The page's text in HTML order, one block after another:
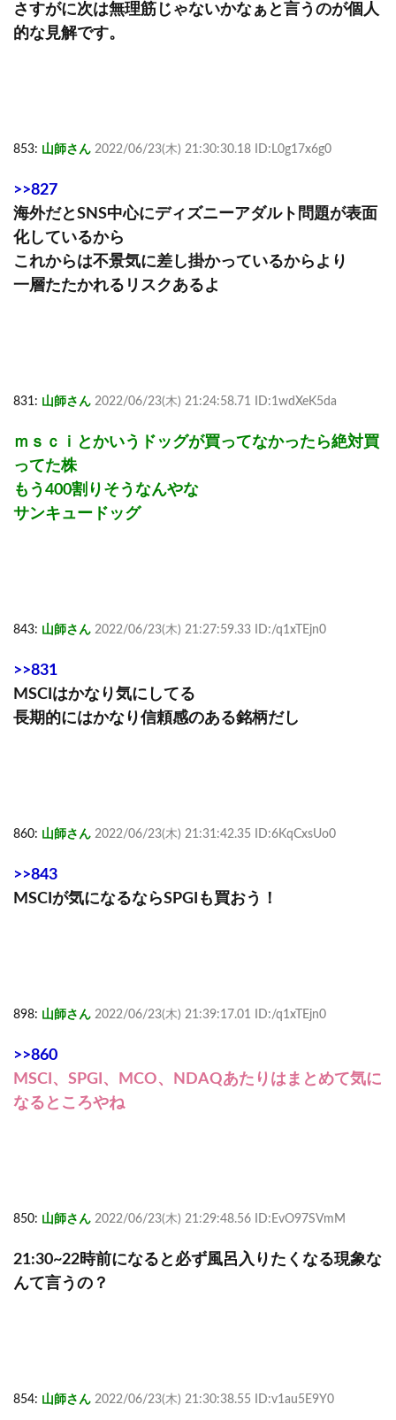
さすがに次は無理筋じゃないかなぁと言うのが個人
的な見解です。
853: 山師さん 2022/06/23(木) 21:30:30.18 ID:L0g17x6g0
>>827
海外だとSNS中心にディズニーアダルト問題が表面
化しているから
これからは不景気に差し掛かっているからより
一層たたかれるリスクあるよ
831: 山師さん 2022/06/23(木) 21:24:58.71 ID:1wdXeK5da
ｍｓｃｉとかいうドッグが買ってなかったら絶対買
ってた株
もう400割りそうなんやな
サンキュードッグ
843: 山師さん 2022/06/23(木) 21:27:59.33 ID:/q1xTEjn0
>>831
MSCIはかなり気にしてる
長期的にはかなり信頼感のある銘柄だし
860: 山師さん 2022/06/23(木) 21:31:42.35 ID:6KqCxsUo0
>>843
MSCIが気になるならSPGIも買おう！
898: 山師さん 2022/06/23(木) 21:39:17.01 ID:/q1xTEjn0
>>860
MSCI、SPGI、MCO、NDAQあたりはまとめて気に
なるところやね
850: 山師さん 2022/06/23(木) 21:29:48.56 ID:EvO97SVmM
21:30~22時前になると必ず風呂入りたくなる現象な
んて言うの？
854: 山師さん 2022/06/23(木) 21:30:38.55 ID:v1au5E9Y0